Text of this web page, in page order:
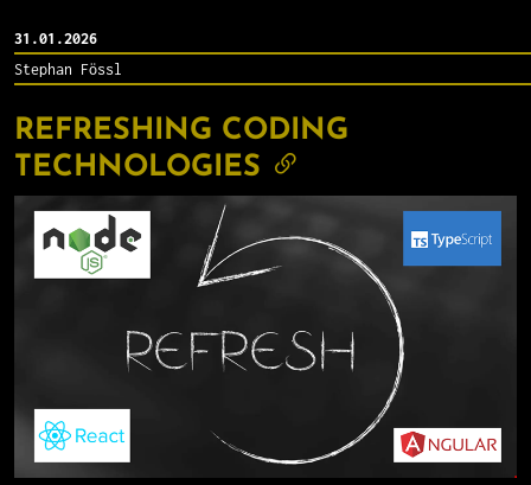
31.01.2026
Stephan Fössl
REFRESHING CODING
TECHNOLOGIES